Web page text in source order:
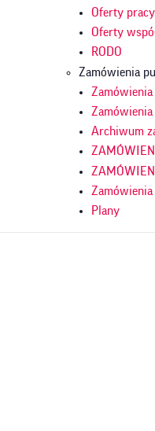
Oferty pracy
Oferty
RODO
Zamówienia
Archiwum
Plany